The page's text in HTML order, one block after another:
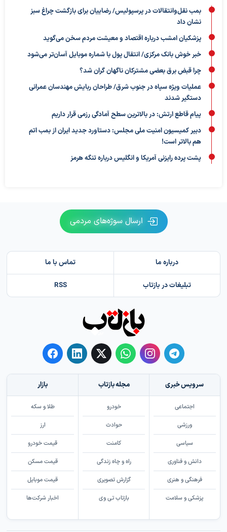
بمب نقل‌وانتقالات در پرسپولیس/ رضاییان برای بازگشت چراغ سبز
نشان داد
پزشکیان امشب درباره اقتصاد و معیشت مردم سخن می‌گوید
خبر خوش بانک مرکزی/ انتقال پول با شماره موبایل آسان‌تر می‌شود
چرا قبض برق بعضی مشترکان ناگهان گران شد؟
عملیات ویژه سپاه در جنوب شرق/ طراحان ربایش مهندسان عمرانی
دستگیر شدند
پیام قاطع ارتش: در بالاترین سطح آمادگی رزمی قرار داریم
دبیر کمیسیون امنیت ملی مجلس: دستاورد جدید ایران از بمب اتم
هم بالاتر است!
پشت پرده رایزنی آمریکا و انگلیس درباره تنگه هرمز
ارسال سوژه‌های مردمی
درباره ما تماس با ما
تبلیغات در بازتاب RSS
سرویس خبری
اجتماعی
ورزشی
سیاسی
دانش و فناوری
فرهنگی و هنری
پزشکی و سلامت
مجله بازتاب
خودرو
حوادث
کامنت
راه و چاه زندگی
گزارش تصویری
بازتاب تی وی
بازار
طلا و سکه
ارز
قیمت خودرو
قیمت مسکن
قیمت موبایل
اخبار شرکت‌ها